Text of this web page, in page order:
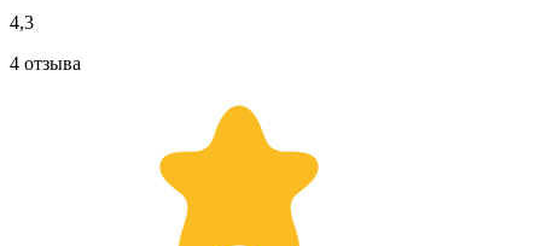
4,3
4 отзыва